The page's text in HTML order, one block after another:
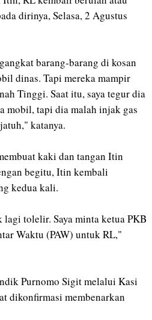
dirinya, Selasa, 2 Agustus
barang-barang di kosan
dinas. Tapi mereka mampir
Tinggi. Saat itu, saya tegur dia
mobil, tapi dia malah injak gas
katanya.
kaki dan tangan Itin
begitu, Itin kembali
kedua kali.
tolelir. Saya minta ketua PKB
Waktu (PAW) untuk RL,"
Purnomo Sigit melalui Kasi
dikonfirmasi membenarkan